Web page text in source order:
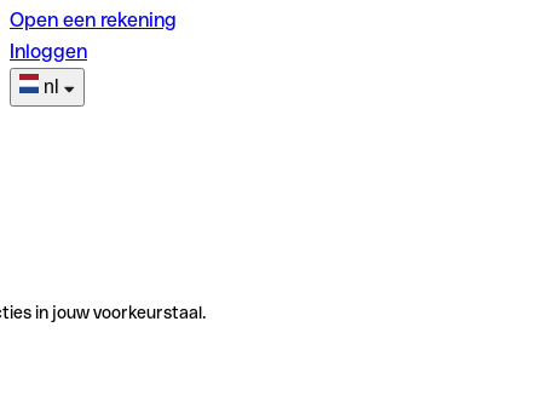
Open een rekening
Inloggen
nl
in jouw voorkeurstaal.